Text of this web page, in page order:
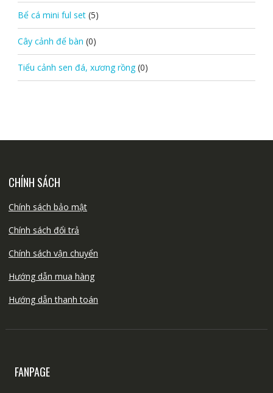
Bể cá mini ful set (5)
Cây cảnh để bàn (0)
Tiểu cảnh sen đá, xương rồng (0)
CHÍNH SÁCH
Chính sách bảo mật
Chính sách đổi trả
Chính sách vận chuyển
Hướng dẫn mua hàng
Hướng dẫn thanh toán
FANPAGE